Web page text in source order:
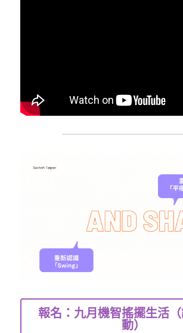
報名：九月機智搖擺生活
動）